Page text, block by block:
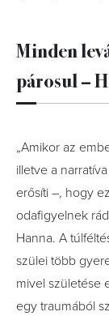
Minden
párosul –
„Amikor az
illetve a
erősíti –, hogy
odafigyelnek
Hanna. A
szülei több
mivel születése
egy traumából